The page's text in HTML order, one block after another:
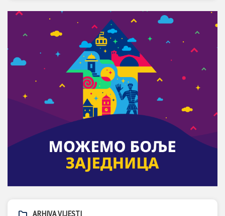
ARHIVA VIJESTI